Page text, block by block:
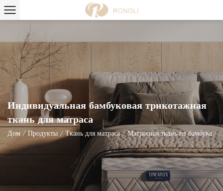
Индивидуальная бамбуковая трикотажная
ткань для матраса
Дом / Продукты/Ткань для матраса/Матрасная ткань из бамбука